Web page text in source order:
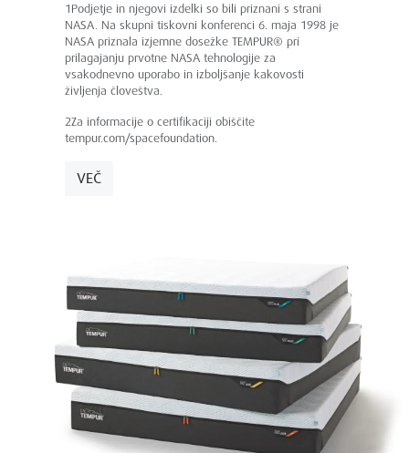
1Podjetje in njegovi izdelki so bili priznani s strani
NASA. Na skupni tiskovni konferenci 6. maja 1998 je
NASA priznala izjemne dosežke TEMPUR® pri
prilagajanju prvotne NASA tehnologije za
vsakodnevno uporabo in izboljšanje kakovosti
življenja človeštva.
2Za informacije o certifikaciji obiščite
tempur.com/spacefoundation.
VEČ